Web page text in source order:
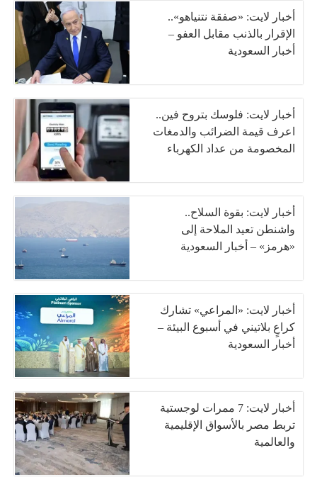
أخبار لايت: «صفقة نتنياهو»..
الإقرار بالذنب مقابل العفو –
أخبار السعودية
أخبار لايت: فلوسك بتروح فين..
اعرف قيمة الضرائب والدمغات
المخصومة من عداد الكهرباء
أخبار لايت: بقوة السلاح..
واشنطن تعيد الملاحة إلى
«هرمز» – أخبار السعودية
أخبار لايت: «المراعي» تشارك
كراعٍ بلاتيني في أسبوع البيئة –
أخبار السعودية
أخبار لايت: 7 ممرات لوجستية
تربط مصر بالأسواق الإقليمية
والعالمية